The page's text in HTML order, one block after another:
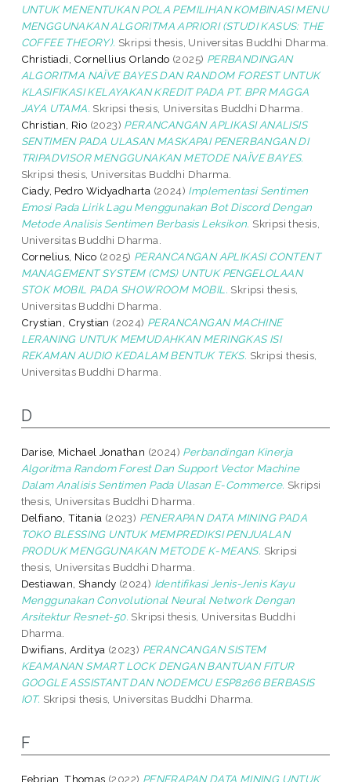
UNTUK MENENTUKAN POLA PEMILIHAN KOMBINASI MENU
MENGGUNAKAN ALGORITMA APRIORI (STUDI KASUS: THE
COFFEE THEORY). Skripsi thesis, Universitas Buddhi Dharma.
Christiadi, Cornellius Orlando (2025) PERBANDINGAN
ALGORITMA NAÏVE BAYES DAN RANDOM FOREST UNTUK
KLASIFIKASI KELAYAKAN KREDIT PADA PT. BPR MAGGA
JAYA UTAMA. Skripsi thesis, Universitas Buddhi Dharma.
Christian, Rio (2023) PERANCANGAN APLIKASI ANALISIS
SENTIMEN PADA ULASAN MASKAPAI PENERBANGAN DI
TRIPADVISOR MENGGUNAKAN METODE NAÏVE BAYES.
Skripsi thesis, Universitas Buddhi Dharma.
Ciady, Pedro Widyadharta (2024) Implementasi Sentimen
Emosi Pada Lirik Lagu Menggunakan Bot Discord Dengan
Metode Analisis Sentimen Berbasis Leksikon. Skripsi thesis,
Universitas Buddhi Dharma.
Cornelius, Nico (2025) PERANCANGAN APLIKASI CONTENT
MANAGEMENT SYSTEM (CMS) UNTUK PENGELOLAAN
STOK MOBIL PADA SHOWROOM MOBIL. Skripsi thesis,
Universitas Buddhi Dharma.
Crystian, Crystian (2024) PERANCANGAN MACHINE
LERANING UNTUK MEMUDAHKAN MERINGKAS ISI
REKAMAN AUDIO KEDALAM BENTUK TEKS. Skripsi thesis,
Universitas Buddhi Dharma.
D
Darise, Michael Jonathan (2024) Perbandingan Kinerja
Algoritma Random Forest Dan Support Vector Machine
Dalam Analisis Sentimen Pada Ulasan E-Commerce. Skripsi
thesis, Universitas Buddhi Dharma.
Delfiano, Titania (2023) PENERAPAN DATA MINING PADA
TOKO BLESSING UNTUK MEMPREDIKSI PENJUALAN
PRODUK MENGGUNAKAN METODE K-MEANS. Skripsi
thesis, Universitas Buddhi Dharma.
Destiawan, Shandy (2024) Identifikasi Jenis-Jenis Kayu
Menggunakan Convolutional Neural Network Dengan
Arsitektur Resnet-50. Skripsi thesis, Universitas Buddhi
Dharma.
Dwifians, Arditya (2023) PERANCANGAN SISTEM
KEAMANAN SMART LOCK DENGAN BANTUAN FITUR
GOOGLE ASSISTANT DAN NODEMCU ESP8266 BERBASIS
IOT. Skripsi thesis, Universitas Buddhi Dharma.
F
Febrian, Thomas (2022) PENERAPAN DATA MINING UNTUK